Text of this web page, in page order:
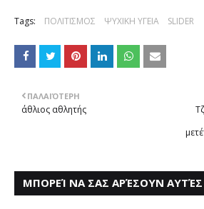
Tags: ΠΟΛΙΤΙΣΜΟΣ ΨΥΧΙΚΗ ΥΓΕΙΑ SLIDER
ΠΑΛΑΙΌΤΕΡΗ
άθλιος αθλητής
ΜΠΟΡΕΊ ΝΑ ΣΑΣ ΑΡΈΣΟΥΝ ΑΥΤΈΣ